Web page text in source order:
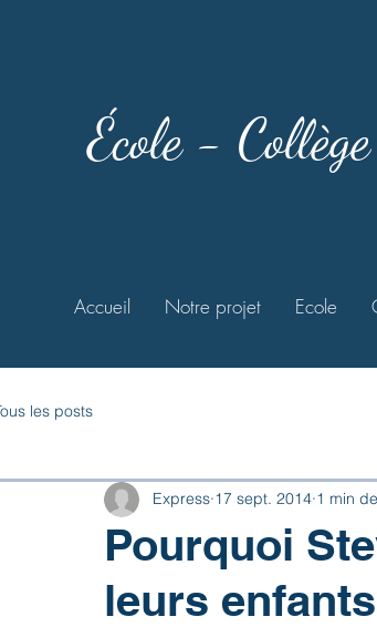
École - Collège
Accueil Notre projet Ecole
les posts
Pourquoi
leurs
Express 17 sept. 2014 1 min